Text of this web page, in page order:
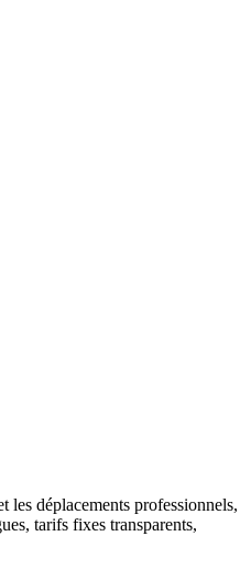
les déplacements professionnels,
tarifs fixes transparents,